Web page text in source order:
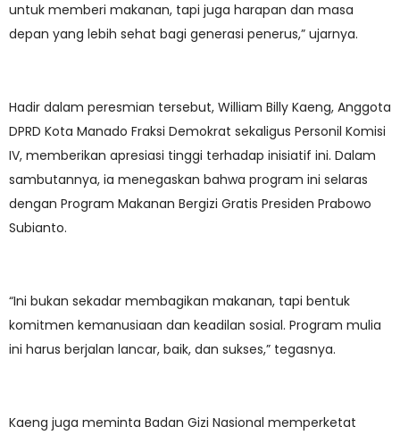
untuk memberi makanan, tapi juga harapan dan masa
depan yang lebih sehat bagi generasi penerus,” ujarnya.
Hadir dalam peresmian tersebut, William Billy Kaeng, Anggota
DPRD Kota Manado Fraksi Demokrat sekaligus Personil Komisi
IV, memberikan apresiasi tinggi terhadap inisiatif ini. Dalam
sambutannya, ia menegaskan bahwa program ini selaras
dengan Program Makanan Bergizi Gratis Presiden Prabowo
Subianto.
“Ini bukan sekadar membagikan makanan, tapi bentuk
komitmen kemanusiaan dan keadilan sosial. Program mulia
ini harus berjalan lancar, baik, dan sukses,” tegasnya.
Kaeng juga meminta Badan Gizi Nasional memperketat